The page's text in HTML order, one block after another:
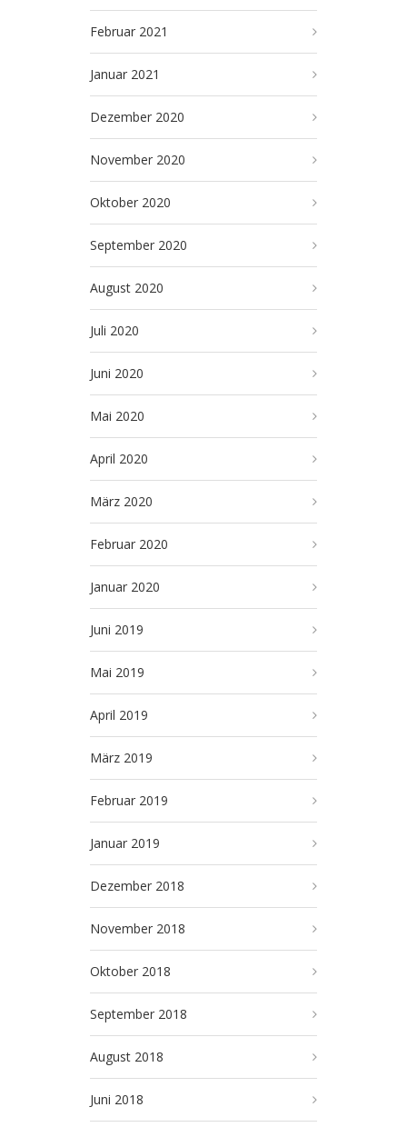
Februar 2021
Januar 2021
Dezember 2020
November 2020
Oktober 2020
September 2020
August 2020
Juli 2020
Juni 2020
Mai 2020
April 2020
März 2020
Februar 2020
Januar 2020
Juni 2019
Mai 2019
April 2019
März 2019
Februar 2019
Januar 2019
Dezember 2018
November 2018
Oktober 2018
September 2018
August 2018
Juni 2018